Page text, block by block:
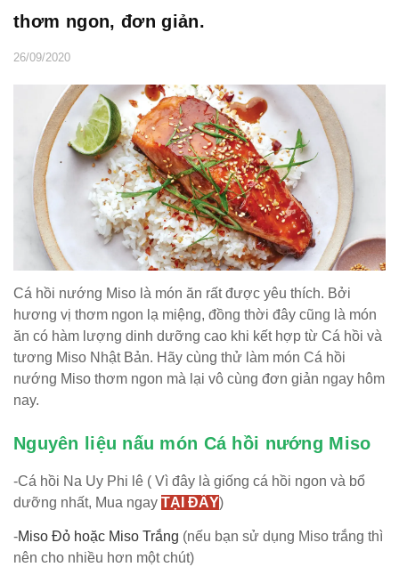
thơm ngon, đơn giản.
26/09/2020
Cá hồi nướng Miso là món ăn rất được yêu thích. Bởi
hương vị thơm ngon lạ miệng, đồng thời đây cũng là món
ăn có hàm lượng dinh dưỡng cao khi kết hợp từ Cá hồi và
tương Miso Nhật Bản. Hãy cùng thử làm món Cá hồi
nướng Miso thơm ngon mà lại vô cùng đơn giản ngay hôm
nay.
Nguyên liệu nấu món Cá hồi nướng Miso
-Cá hồi Na Uy Phi lê ( Vì đây là giống cá hồi ngon và bổ
dưỡng nhất, Mua ngay TẠI ĐÂY)
-Miso Đỏ hoặc Miso Trắng (nếu bạn sử dụng Miso trắng thì
nên cho nhiều hơn một chút)